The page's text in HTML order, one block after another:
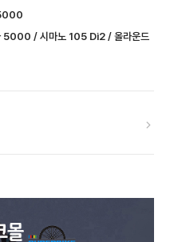
5000 / 시마노 105 Di2 / 올라운드